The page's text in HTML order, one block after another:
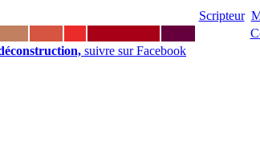
Scripteur
suivre sur Facebook